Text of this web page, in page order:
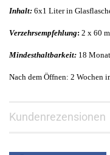
Inhalt: 6x1 Liter in
Verzehrsempfehlung: 2 x 60
Mindesthaltbarkeit: 18
Nach dem Öffnen: 2 Wochen
Kundenrezensionen